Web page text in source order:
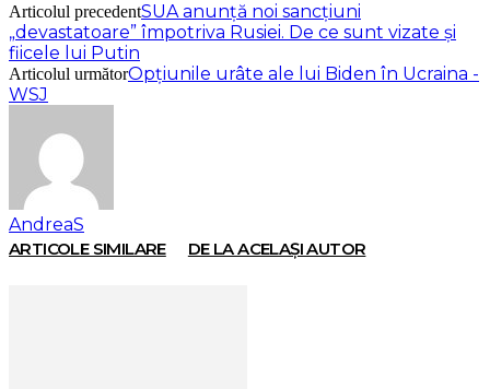
Articolul precedentSUA anunță noi sancțiuni
„devastatoare” împotriva Rusiei. De ce sunt vizate și
fiicele lui Putin
Articolul următorOpțiunile urâte ale lui Biden în Ucraina -
WSJ
AndreaS
ARTICOLE SIMILARE
DE LA ACELAȘI AUTOR